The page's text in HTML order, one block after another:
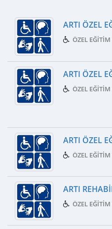
ARTI ÖZEL
ÖZEL EĞITIM
ARTI ÖZEL
ÖZEL EĞITIM
ARTI ÖZEL
ÖZEL
ARTI
ÖZEL EĞITIM